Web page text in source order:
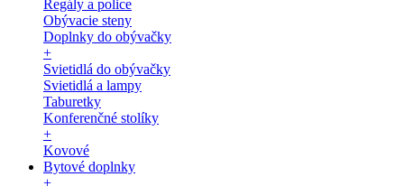
Regály a police
Obývacie steny
Doplnky do obývačky
+
Svietidlá do obývačky
Svietidlá a lampy
Taburetky
Konferenčné stolíky
+
Kovové
Bytové doplnky
+